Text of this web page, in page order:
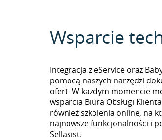
Wsparcie
Integracja z eService oraz
pomocą naszych narzędzi
ofert. W każdym momencie
wsparcia Biura Obsługi
również szkolenia online, na
najnowsze funkcjonalności i
Sellasist.